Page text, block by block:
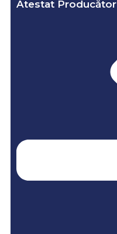
Atestat Producător